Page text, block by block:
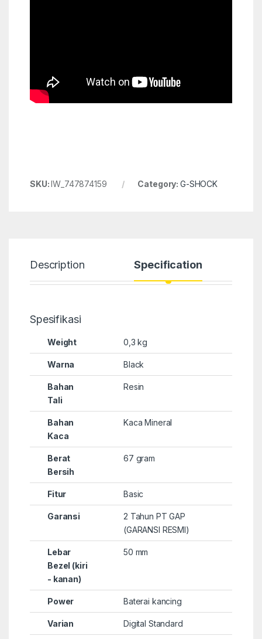
SKU:IW_747874159 Category: G-SHOCK
Description Specification
Spesifikasi
Weight 0,3 kg
Warna Black
Bahan
Tali
Resin
Bahan
Kaca
Kaca Mineral
Berat
Bersih
67 gram
Fitur Basic
Garansi
2 Tahun PT GAP
(GARANSI RESMI)
Lebar
Bezel (kiri
- kanan)
50 mm
Power Baterai kancing
Varian Digital Standard